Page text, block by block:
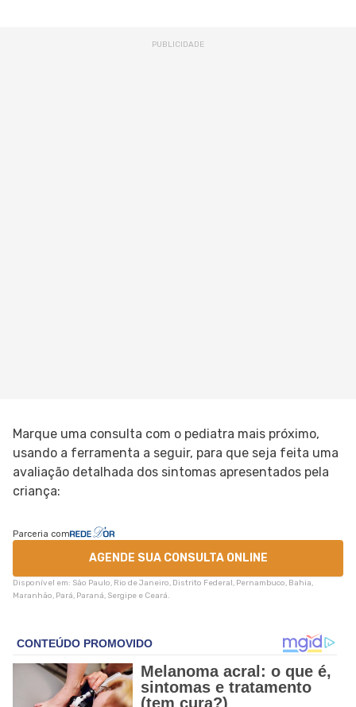
Marque uma consulta com o pediatra mais próximo,
usando a ferramenta a seguir, para que seja feita uma
avaliação detalhada dos sintomas apresentados pela
criança:
Parceria com
AGENDE SUA CONSULTA ONLINE
Disponível em: São Paulo, Rio de Janeiro, Distrito Federal, Pernambuco, Bahia,
Maranhão, Pará, Paraná, Sergipe e Ceará.